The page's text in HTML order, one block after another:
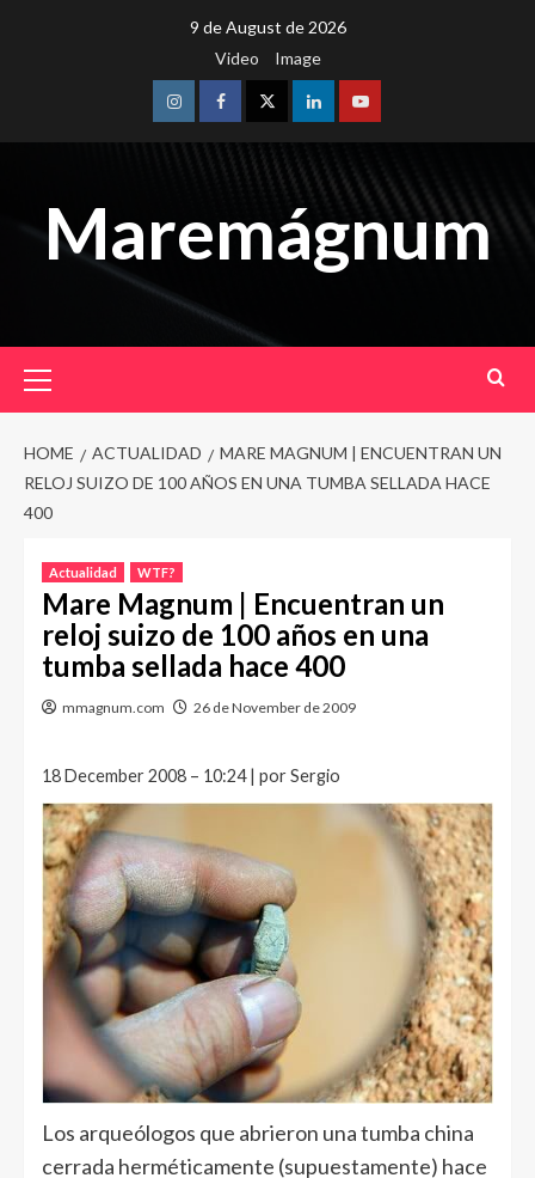
9 de August de 2026
Video
Image
InstagramFacebookTwitterLinkedinYoutube
Maremágnum
Menu
HOME ACTUALIDAD
MARE MAGNUM | ENCUENTRAN UN
RELOJ SUIZO DE 100 AÑOS EN UNA TUMBA SELLADA HACE
400
Actualidad WTF?
Mare Magnum | Encuentran un
reloj suizo de 100 años en una
tumba sellada hace 400
mmagnum.com 26 de November de 2009
18 December 2008 – 10:24 | por Sergio
Los arqueólogos que abrieron una tumba china
cerrada herméticamente (supuestamente) hace